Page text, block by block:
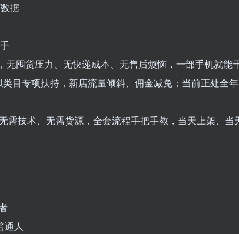
据
囤货压力、无快递成本、无售后烦恼，一部手机就能干
目专项扶持，新店流量倾斜、佣金减免；当前正处全
需技术、无需货源，全套流程手把手教，当天上架、当
通人